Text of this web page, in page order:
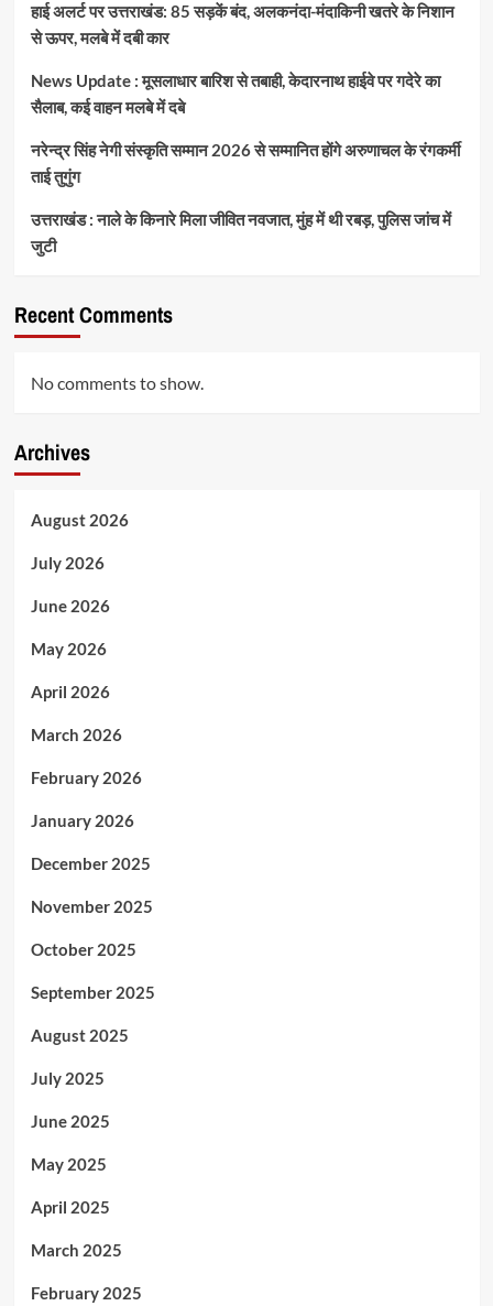
हाई अलर्ट पर उत्तराखंड: 85 सड़कें बंद, अलकनंदा-मंदाकिनी खतरे के निशान
से ऊपर, मलबे में दबी कार
News Update : मूसलाधार बारिश से तबाही, केदारनाथ हाईवे पर गदेरे का
सैलाब, कई वाहन मलबे में दबे
नरेन्द्र सिंह नेगी संस्कृति सम्मान 2026 से सम्मानित होंगे अरुणाचल के रंगकर्मी
ताई तुगुंग
उत्तराखंड : नाले के किनारे मिला जीवित नवजात, मुंह में थी रबड़, पुलिस जांच में
जुटी
Recent Comments
No comments to show.
Archives
August 2026
July 2026
June 2026
May 2026
April 2026
March 2026
February 2026
January 2026
December 2025
November 2025
October 2025
September 2025
August 2025
July 2025
June 2025
May 2025
April 2025
March 2025
February 2025